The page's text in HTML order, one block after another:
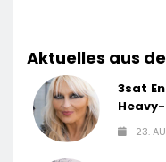
Aktuelles aus
3sat
23.